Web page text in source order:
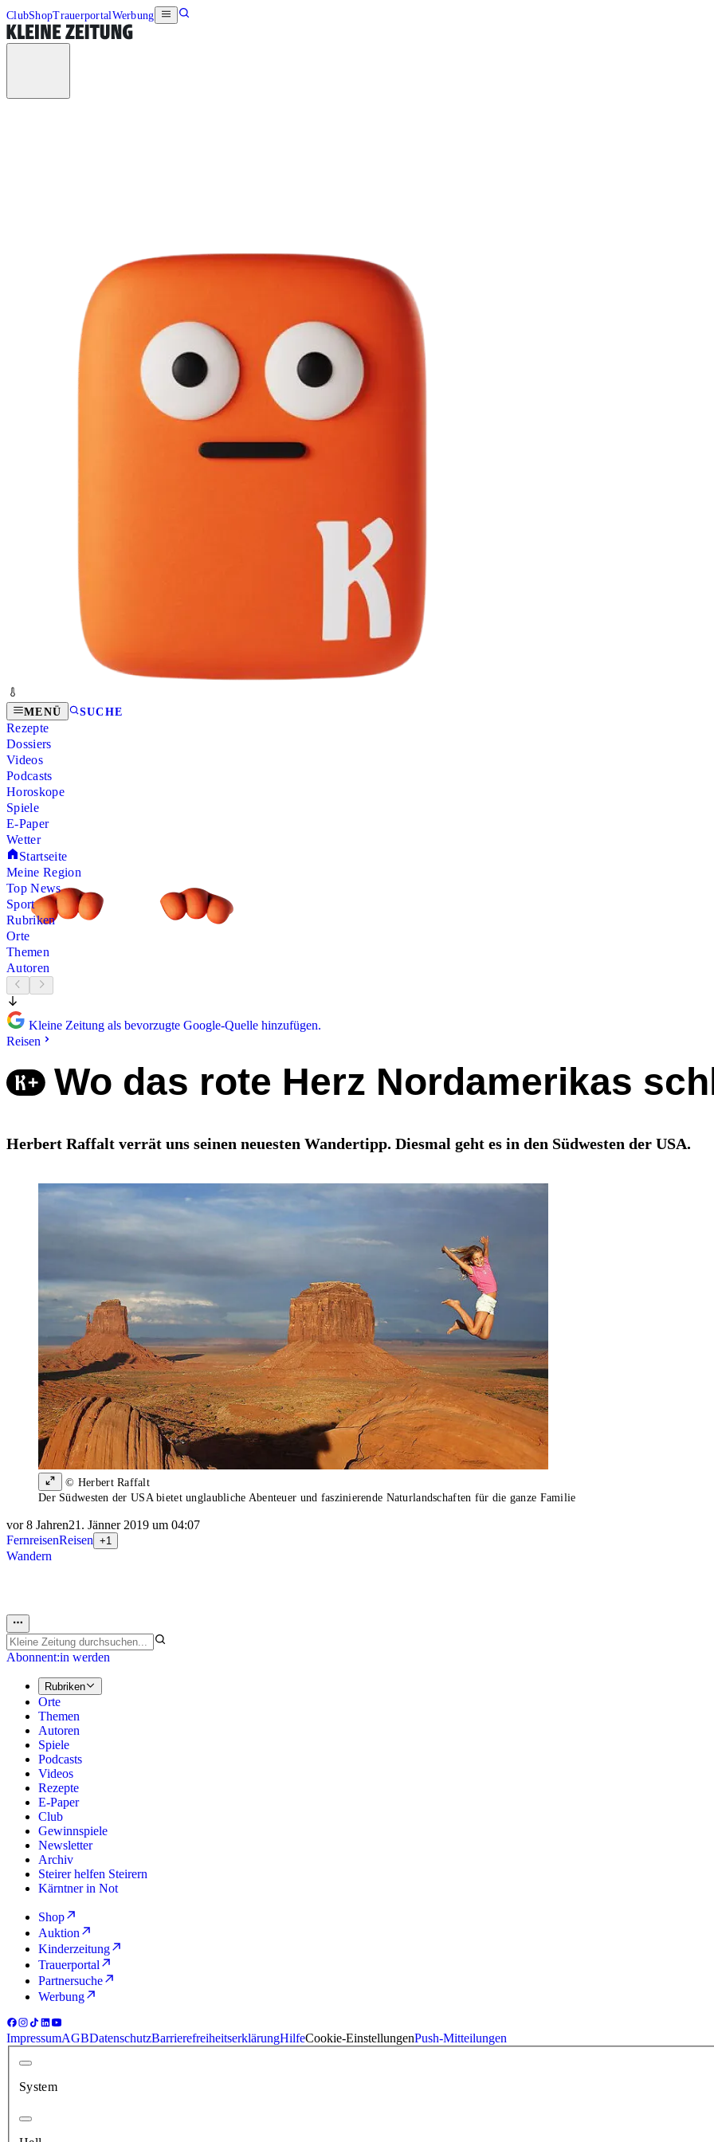
ClubShopTrauerportalWerbung
MENÜ SUCHE
Rezepte
Dossiers
Videos
Podcasts
Horoskope
Spiele
E-Paper
Wetter
Startseite
Meine Region
Top News
Sport
Rubriken
Orte
Themen
Autoren
Kleine Zeitung als bevorzugte Google-Quelle hinzufügen.
Reisen
Wo das rote Herz Nordamerikas
Herbert Raffalt verrät uns seinen neuesten Wandertipp. Diesmal geht es in den Südwesten der USA.
© Herbert Raffalt
Der Südwesten der USA bietet unglaubliche Abenteuer und faszinierende Naturlandschaften für die ganze Familie
vor 8 Jahren21. Jänner 2019 um 04:07
FernreisenReisen +1
Wandern
Abonnent:in werden
Rubriken
Orte
Themen
Autoren
Spiele
Podcasts
Videos
Rezepte
E-Paper
Club
Gewinnspiele
Newsletter
Archiv
Steirer helfen Steirern
Kärntner in Not
Shop
Auktion
Kinderzeitung
Trauerportal
Partnersuche
Werbung
ImpressumAGBDatenschutzBarrierefreiheitserklärungHilfeCookie-EinstellungenPush-Mitteilungen
System